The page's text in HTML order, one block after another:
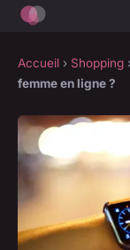
Accueil › Shopping
femme en ligne ?